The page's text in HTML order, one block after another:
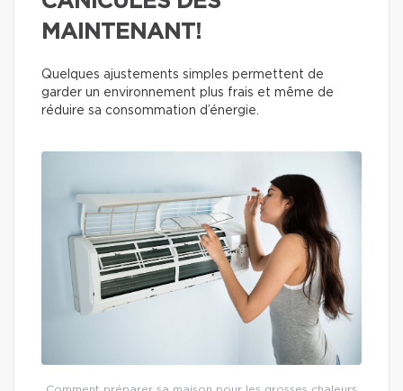
MAINTENANT!
Quelques ajustements simples permettent de
garder un environnement plus frais et même de
réduire sa consommation d’énergie.